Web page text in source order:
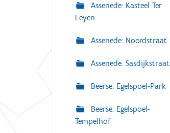
Assenede: Kasteel Ter
Leyen
Assenede: Noordstraat
Assenede: Sasdijkstraat
Beerse: Egelspoel-Park
Beerse: Egelspoel-
Tempelhof